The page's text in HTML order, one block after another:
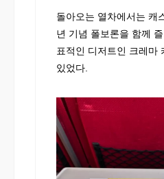
돌아오는 열차에서는 캐
년 기념 폴보론을 함께
표적인 디저트인 크레마
있었다.